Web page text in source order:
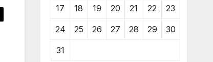
17 18 19 20 21 22 23
24 25 26 27 28 29 30
31